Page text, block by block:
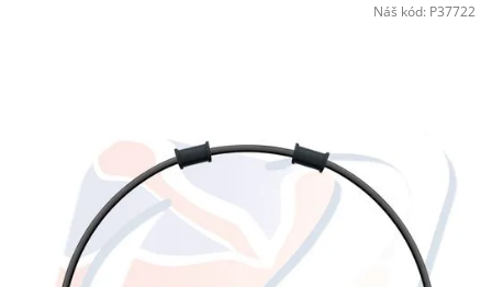
Náš kód: P37722